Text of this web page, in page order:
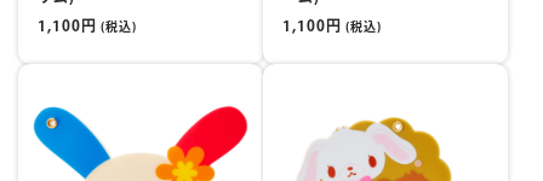
1,100円 (税込)
1,100円 (税込)